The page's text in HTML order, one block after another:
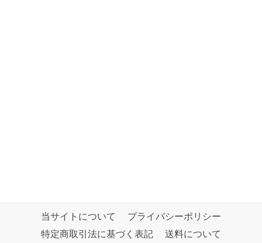
当サイトについて
プライバシーポリシー
特定商取引法に基づく表記
送料について